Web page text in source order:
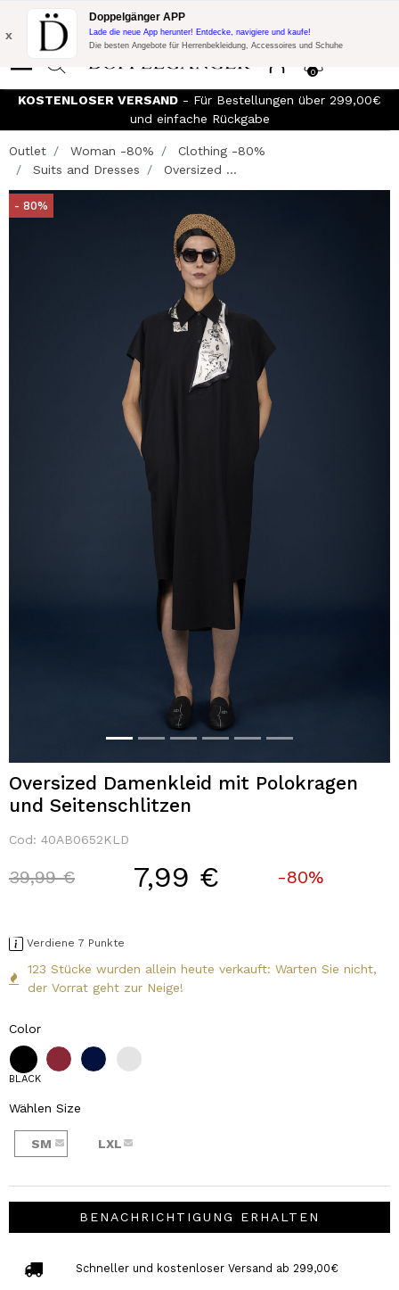
Blitzangebot:
10% Extra-Rabatt auf 300€ Einkauf mit Code:
DOPPEL300
0
x
Doppelgänger APP
Lade die neue App herunter! Entdecke, navigiere und kaufe!
Die besten Angebote für Herrenbekleidung, Accessoires und Schuhe
KOSTENLOSER VERSAND - Für Bestellungen über 299,00€
und einfache Rückgabe
Outlet Woman -80%
Clothing -80%
Suits and Dresses
Oversized ...
- 80%
Oversized Damenkleid mit Polokragen
und Seitenschlitzen
Cod: 40AB0652KLD
Price reduced from
39,99 €to 7,99 € -80%
Verdiene 7 Punkte
123 Stücke wurden allein heute verkauft: Warten Sie nicht,
der Vorrat geht zur Neige!
Color
BLACK
Wählen Size
SM LXL
BENACHRICHTIGUNG ERHALTEN
Schneller und kostenloser Versand ab 299,00€